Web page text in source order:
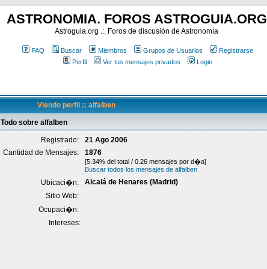
ASTRONOMIA. FOROS ASTROGUIA.ORG
Astroguia.org .:. Foros de discusión de Astronomía
FAQ Buscar Miembros Grupos de Usuarios
Registrarse
Perfil
Ver tus mensajes privados Login
Viendo perfil :: alfalben
Todo sobre alfalben
Registrado:
21 Ago 2006
Cantidad de Mensajes:
1876
[5.34% del total / 0.26 mensajes por d�a]
Buscar todos los mensajes de alfalben
Ubicaci�n:
Alcalá de Henares (Madrid)
Sitio Web:
Ocupaci�n:
Intereses: